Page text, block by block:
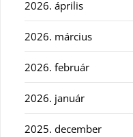
2026. április
2026. március
2026. február
2026. január
2025. december